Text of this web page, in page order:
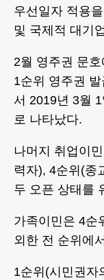
우선일자 적용
및 국제적 대기
2월 영주권 문호
1순위 영주권
서 2019년 3월
로 나타났다.
나머지 취업이
력자), 4순위(종
두 오픈 상태를
가족이민은 4순
외한 전 순위에
1순위(시민권자